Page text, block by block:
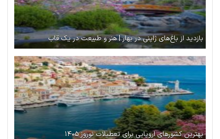
بازدید از باغ‌های ژاپنی در بهار | هنر و طبیعت در یک قاب
بهترین کشورهای اروپایی برای تعطیلات نوروز ۱۴۰۵